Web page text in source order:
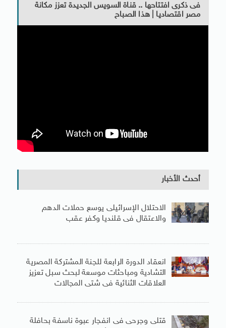
فى ذكرى افتتاحها .. قناة السويس الجديدة تعزز مكانة
مصر اقتصاديا | هذا الصباح
أحدث الأخبار
الاحتلال الإسرائيلى يوسع حملات الدهم
والاعتقال فى قلنديا وكفر عقب
انعقاد الدورة الرابعة للجنة المشتركة المصرية
التشادية ومباحثات موسعة لبحث سبل تعزيز
العلاقات الثنائية فى شتى المجالات
قتلى وجرحى فى انفجار عبوة ناسفة بحافلة